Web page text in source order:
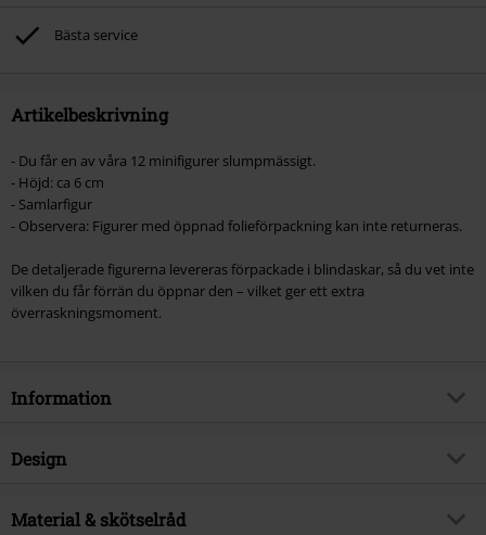
Bästa service
Artikelbeskrivning
- Du får en av våra 12 minifigurer slumpmässigt.
- Höjd: ca 6 cm
- Samlarfigur
- Observera: Figurer med öppnad folieförpackning kan inte returneras.
De detaljerade figurerna levereras förpackade i blindaskar, så du vet inte
vilken du får förrän du öppnar den – vilket ger ett extra
överraskningsmoment.
Information
Artikelnummer
Produktämne
Fan-merch, Skräck, Film, Presenter
Design
Produkttyp
Material & skötselråd